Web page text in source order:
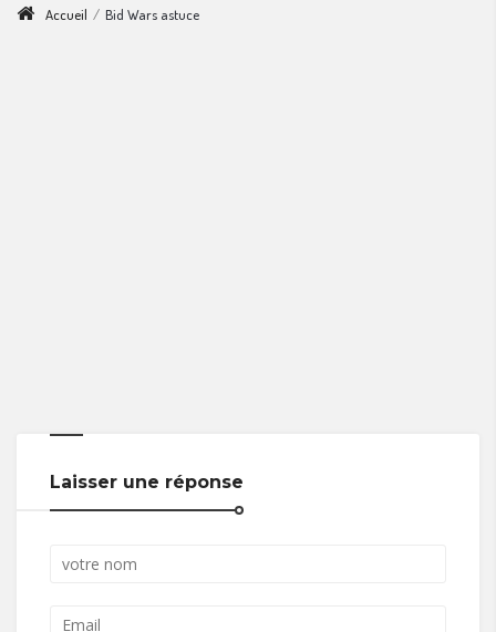
Accueil / Bid Wars astuce
Laisser une réponse